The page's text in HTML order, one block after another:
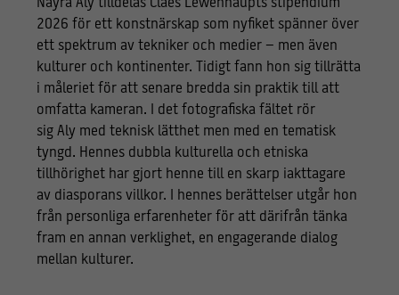
Nayra Aly tilldelas Claës Lewenhaupts stipendium
2026 för ett konstnärskap som nyfiket spänner över
ett spektrum av tekniker och medier – men även
kulturer och kontinenter. Tidigt fann hon sig tillrätta
i måleriet för att senare bredda sin praktik till att
omfatta kameran. I det fotografiska fältet rör
sig Aly med teknisk lätthet men med en tematisk
tyngd. Hennes dubbla kulturella och etniska
tillhörighet har gjort henne till en skarp iakttagare
av diasporans villkor. I hennes berättelser utgår hon
från personliga erfarenheter för att därifrån tänka
fram en annan verklighet, en engagerande dialog
mellan kulturer.